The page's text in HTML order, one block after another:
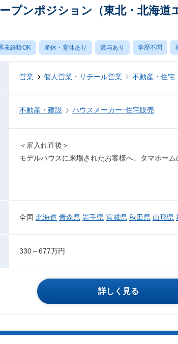
プンポジション（東北・北海道
未経験OK 産休・育休あり 賞与あり 学歴不問
営業 個人営業・リテール営業 不動産・住宅
不動産・建設 ハウスメーカー･住宅販売
＜雇入れ直後＞
モデルハウスに来場されたお客様へ、タマホーム
全国 北海道 青森県 岩手県 宮城県 秋田県 山形県
330～677万円
詳しく見る